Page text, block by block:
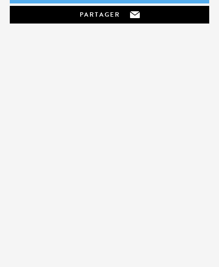
PARTAGER